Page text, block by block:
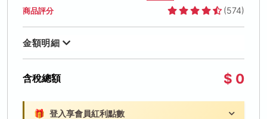
商品評分 (574)
金額明細
含稅總額 $ 0
🎁 登入享會員紅利點數